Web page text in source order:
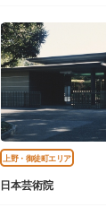
上野・御徒町エリア
日本芸術院